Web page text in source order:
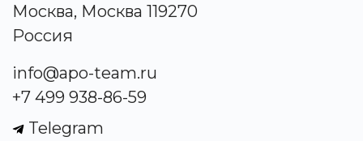
Москва, Москва 119270
Россия
info@apo-team.ru
+7 499 938-86-59
Telegram